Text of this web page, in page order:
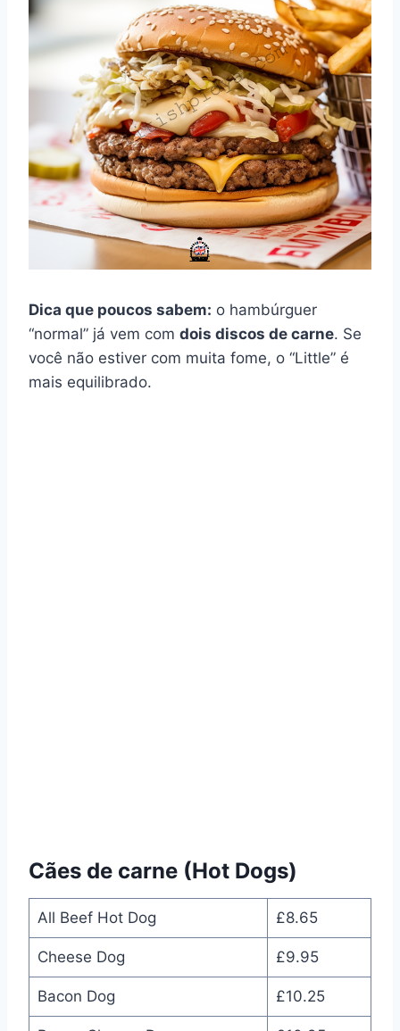
Dica que poucos sabem: o hambúrguer
“normal” já vem com dois discos de carne. Se
você não estiver com muita fome, o “Little” é
mais equilibrado.
Cães de carne (Hot Dogs)
All Beef Hot Dog £8.65
Cheese Dog £9.95
Bacon Dog £10.25